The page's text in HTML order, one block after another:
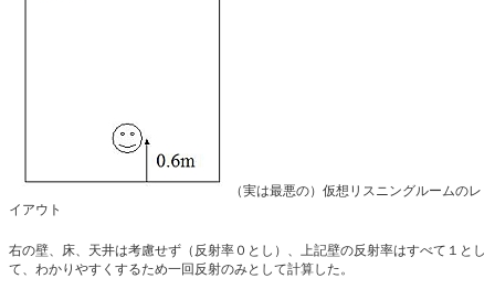
（実は最悪の）仮想リスニングルームのレ
イアウト
右の壁、床、天井は考慮せず（反射率０とし）、上記壁の反射率はすべて１とし
て、わかりやすくするため一回反射のみとして計算した。